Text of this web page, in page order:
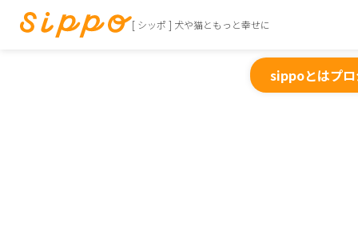
[ シッポ ] 犬や猫ともっと幸せに
sippoとはプ